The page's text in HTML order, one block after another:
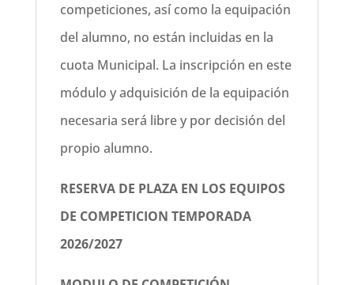
competiciones, así como la equipación
del alumno, no están incluidas en la
cuota Municipal. La inscripción en este
módulo y adquisición de la equipación
necesaria será libre y por decisión del
propio alumno.
RESERVA DE PLAZA EN LOS EQUIPOS
DE COMPETICION TEMPORADA
2026/2027